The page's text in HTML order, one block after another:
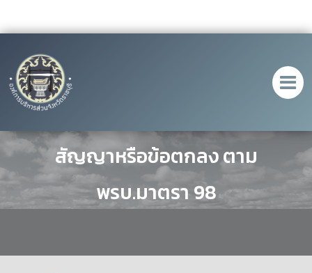
ประกาศ การเผยแพร่สาระสำคัญของ
สัญญาหรือข้อตกลง ตาม
พรบ.มาตรา 98